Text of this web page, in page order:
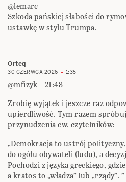
@lemarc
Szkoda pańskiej słabości do
ustawkę w stylu Trumpa.
Orteq
30 CZERWCA 2026 1:35
@mfizyk – 21:48
Zrobię wyjątek i jeszcze raz
upierdliwość. Tym razem
przynudzenia ew. czytelników:
„Demokracja to ustrój
do ogółu obywateli (ludu), a
Pochodzi z języka greckiego,
a kratos to „władza” lub „rządy”. ”